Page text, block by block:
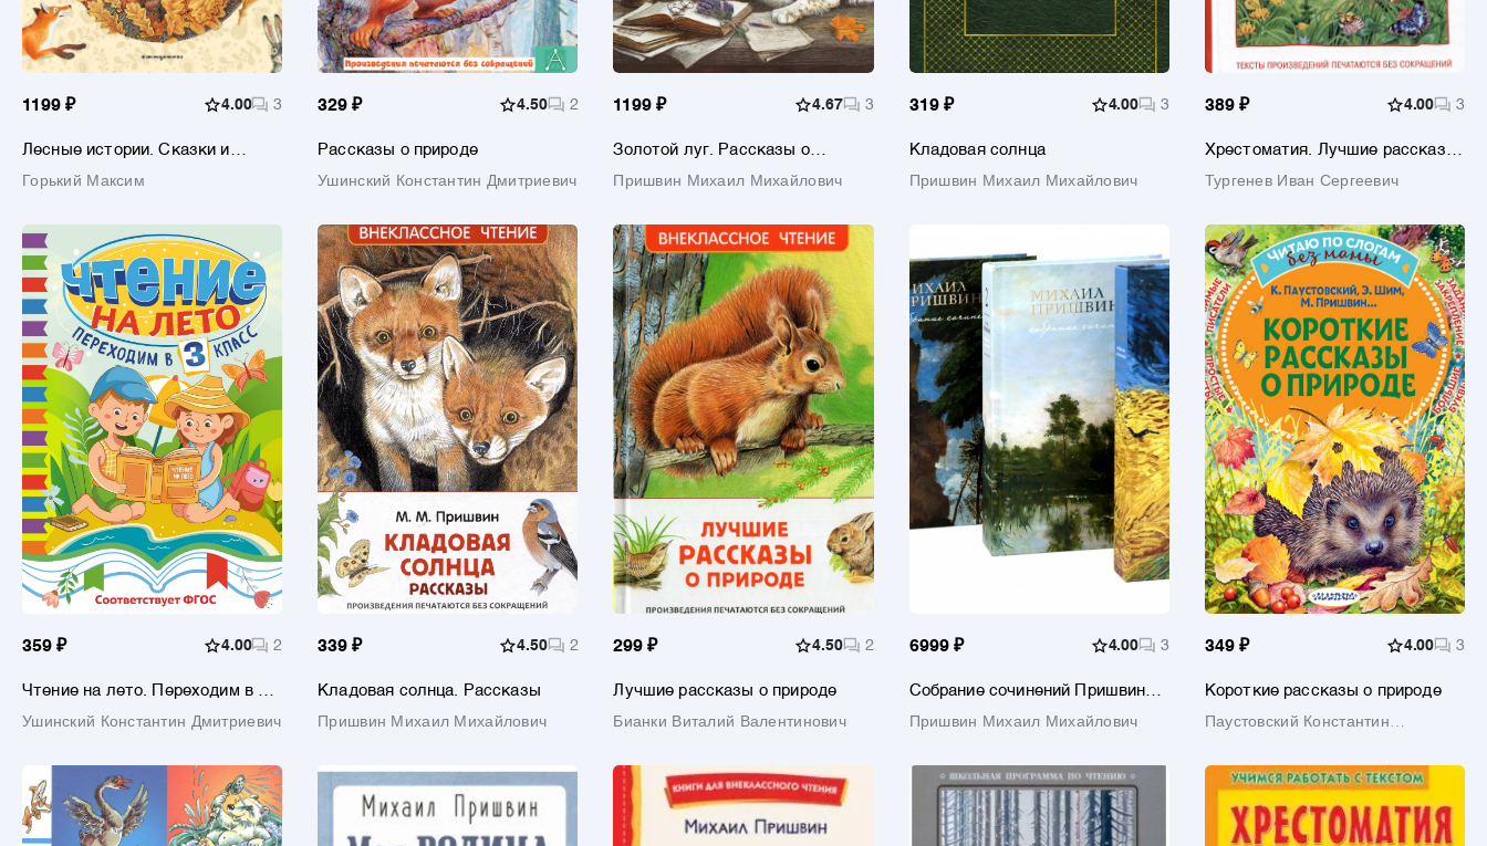
1199 ₽ 4.00 3
Лесные истории. Сказки и
Белоусовой)
Горький Максим
329 ₽ 4.50 2
Рассказы о природе
Ушинский Константин Дмитриевич
1199 ₽ 4.67 3
Золотой луг. Рассказы о
Пришвин Михаил Михайлович
319 ₽ 4.00 3
Кладовая солнца
Пришвин Михаил Михайлович
389 ₽ 4.00 3
Хрестоматия. Лучшие рассказы
Тургенев Иван Сергеевич
359 ₽ 4.00 2
Чтение на лето. Переходим в 3
Ушинский Константин Дмитриевич
339 ₽ 4.50 2
Кладовая солнца. Рассказы
Пришвин Михаил Михайлович
299 ₽ 4.50 2
Лучшие рассказы о природе
Бианки Виталий Валентинович
6999 ₽ 4.00 3
Собрание сочинений Пришвина в
книг)
Пришвин Михаил Михайлович
349 ₽ 4.00 3
Короткие рассказы о природе
Паустовский Константин